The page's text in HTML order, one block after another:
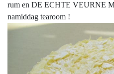
rum en DE ECHTE VEURNE
namiddag tearoom !